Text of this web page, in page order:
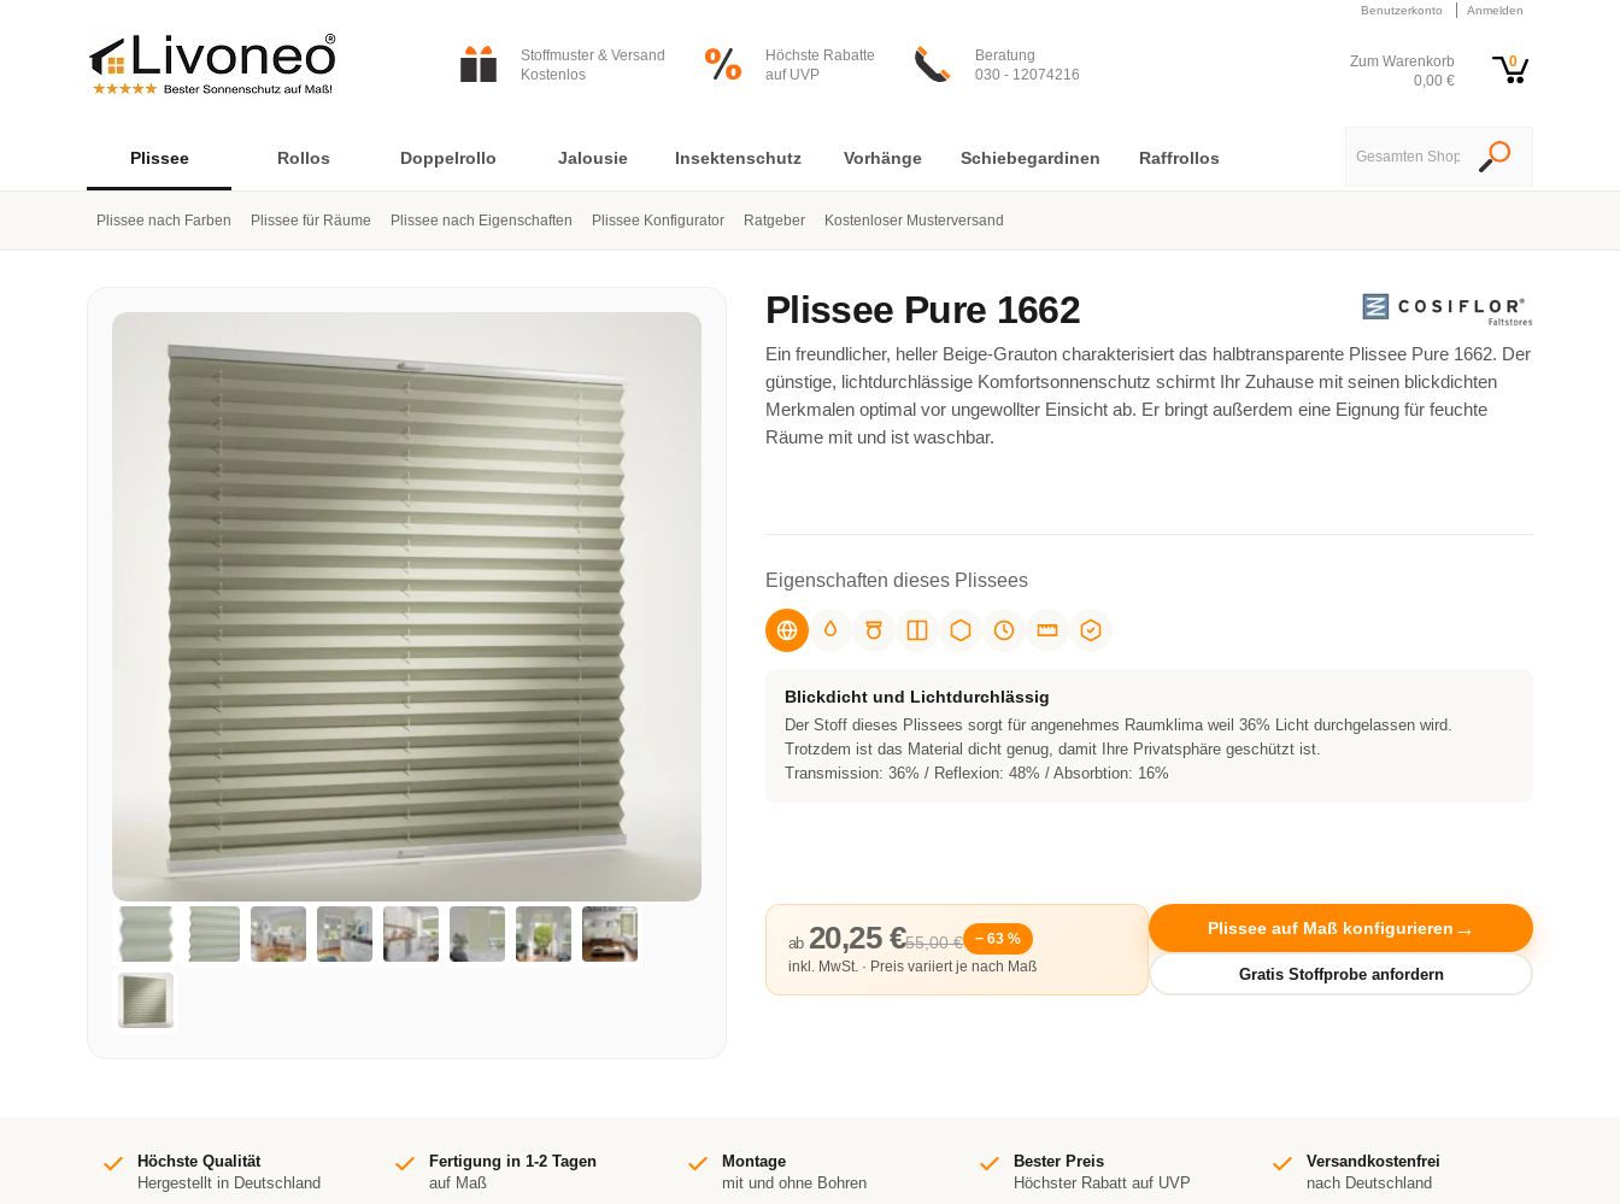
Benutzerkonto Anmelden
Stoffmuster & Versand
Kostenlos
Höchste Rabatte
auf UVP
Beratung
030 - 12074216
Zum Warenkorb
0,00 €
0
Plissee
Plissee nach Farben Plissee für Räume Plissee nach Eigenschaften Plissee Konfigurator Ratgeber Kostenloser Musterversand
Rollos Doppelrollo Jalousie Insektenschutz Vorhänge Schiebegardinen Raffrollos
Plissee Pure 1662
Ein freundlicher, heller Beige-Grauton charakterisiert das halbtransparente Plissee Pure 1662. Der
günstige, lichtdurchlässige Komfortsonnenschutz schirmt Ihr Zuhause mit seinen blickdichten
Merkmalen optimal vor ungewollter Einsicht ab. Er bringt außerdem eine Eignung für feuchte
Räume mit und ist waschbar.
Eigenschaften dieses Plissees
Blickdicht und Lichtdurchlässig
Der Stoff dieses Plissees sorgt für angenehmes Raumklima weil 36% Licht durchgelassen wird.
Trotzdem ist das Material dicht genug, damit Ihre Privatsphäre geschützt ist.
Transmission: 36% / Reflexion: 48% / Absorbtion: 16%
55,00 €
ab 20,25 €
− 63 %
inkl. MwSt. · Preis variiert je nach Maß
Plissee auf Maß konfigurieren
Höchste Qualität
Hergestellt in Deutschland
Fertigung in 1-2 Tagen
auf Maß
Montage
mit und ohne Bohren
Bester Preis
Höchster Rabatt auf UVP
Versandkostenfrei
nach Deutschland